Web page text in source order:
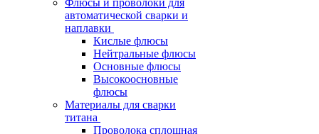
Флюсы и проволоки для
автоматической сварки и
наплавки
Кислые флюсы
Нейтральные флюсы
Основные флюсы
Высокоосновные
флюсы
Материалы для сварки
титана
Проволока сплошная